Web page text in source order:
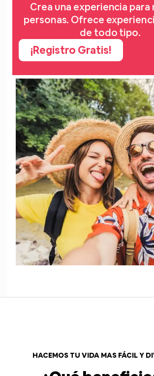
Crea una experiencia para
personas. Ofrece
de todo tipo.
¡Registro Gratis!
HACEMOS TU VIDA MAS FÁCIL Y